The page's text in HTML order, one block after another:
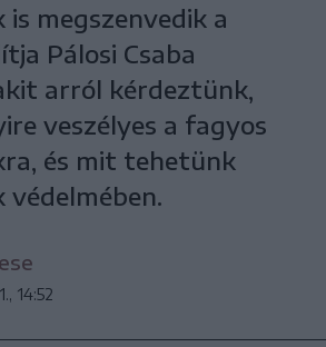
is megszenvedik a
Pálosi Csaba
arról kérdeztünk,
veszélyes a fagyos
és mit tehetünk
védelmében.
14:52